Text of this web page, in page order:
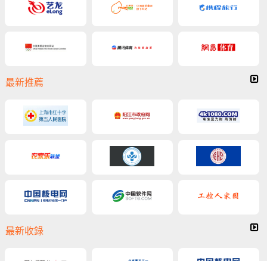
最新推薦
最新收錄